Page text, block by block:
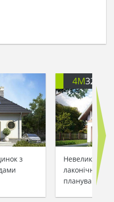
з
4M3200
Невеликий
лаконічним
плануванням